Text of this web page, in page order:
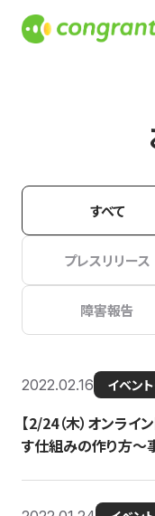
すべて
プレスリリース
障害報告
2022.02.16 イベン
【2/24（木）オンライ
す仕組みの作り方